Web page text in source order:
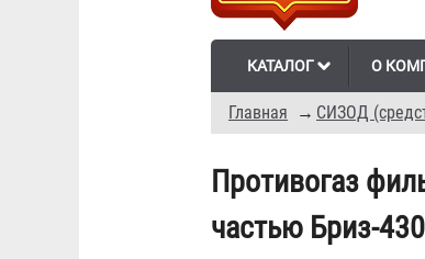
КАТАЛОГ О
Главная → СИЗОД
Противогаз
частью Бриз-